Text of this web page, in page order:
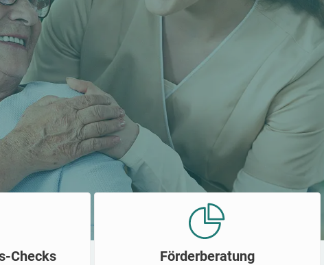
Checks Förderberatung